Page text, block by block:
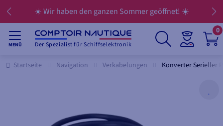
☀️ Wir haben den ganzen Sommer geöffnet! ☀️
MENÜ Der Spezialist für Schiffselektronik
0
Startseite Navigation Verkabelungen Konverter Serieller